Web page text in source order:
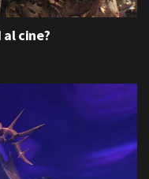
cine?